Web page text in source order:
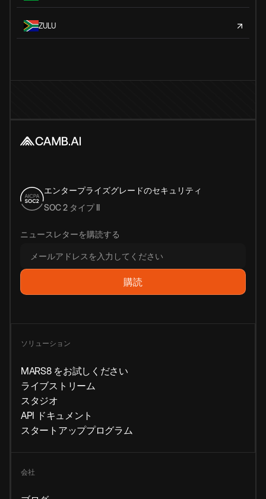
ZULU
エンタープライズグレードのセキュリティ
SOC 2 タイプ II
ニュースレターを購読する
ソリューション
MARS8 をお試しください
ライブストリーム
スタジオ
API ドキュメント
スタートアッププログラム
会社